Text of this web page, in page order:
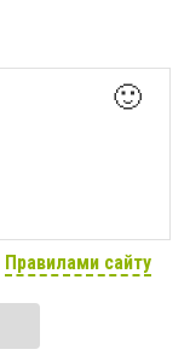
🙂
Правилами сайту